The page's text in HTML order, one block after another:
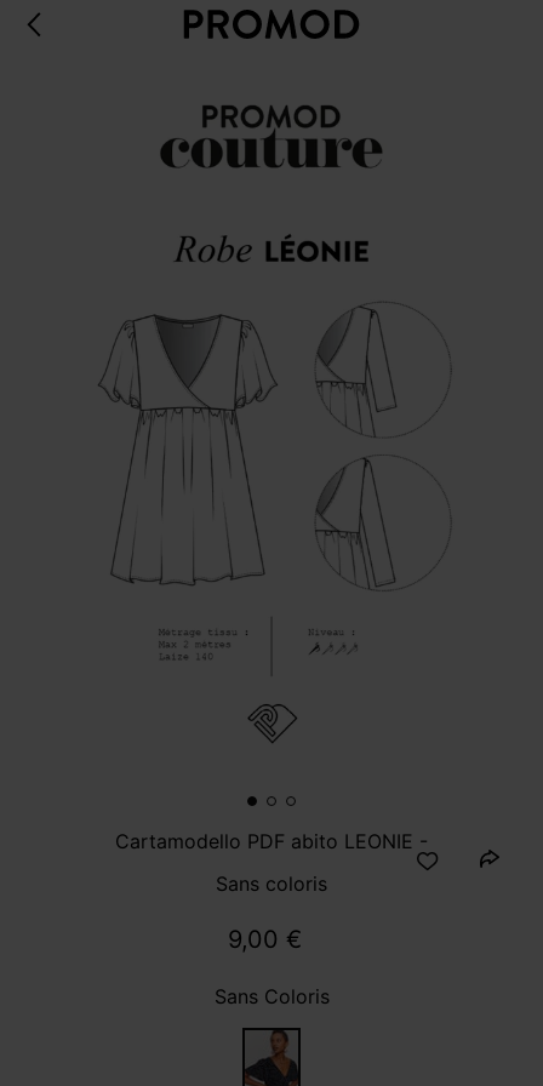
Cartamodello PDF abito LEONIE -
Sans coloris
9,00 €
Sans Coloris